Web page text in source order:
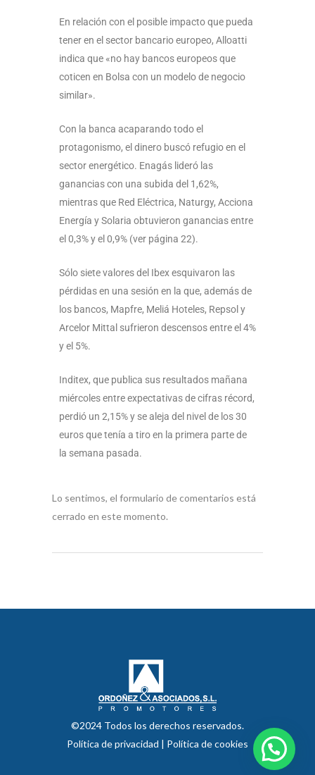
En relación con el posible impacto que pueda
tener en el sector bancario europeo, Alloatti
indica que «no hay bancos europeos que
coticen en Bolsa con un modelo de negocio
similar».
Con la banca acaparando todo el
protagonismo, el dinero buscó refugio en el
sector energético. Enagás lideró las
ganancias con una subida del 1,62%,
mientras que Red Eléctrica, Naturgy, Acciona
Energía y Solaria obtuvieron ganancias entre
el 0,3% y el 0,9% (ver página 22).
Sólo siete valores del Ibex esquivaron las
pérdidas en una sesión en la que, además de
los bancos, Mapfre, Meliá Hoteles, Repsol y
Arcelor Mittal sufrieron descensos entre el 4%
y el 5%.
Inditex, que publica sus resultados mañana
miércoles entre expectativas de cifras récord,
perdió un 2,15% y se aleja del nivel de los 30
euros que tenía a tiro en la primera parte de
la semana pasada.
Lo sentimos, el formulario de comentarios está
cerrado en este momento.
©2024 Todos los derechos reservados.
Política de privacidad | Política de cookies